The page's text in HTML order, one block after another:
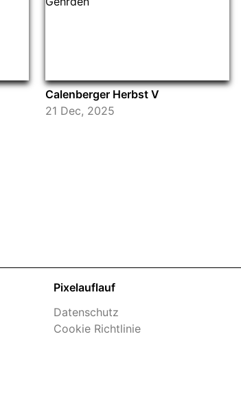
Calenberger Herbst V
21 Dec, 2025
Pixelauflauf
Datenschutz
Cookie Richtlinie